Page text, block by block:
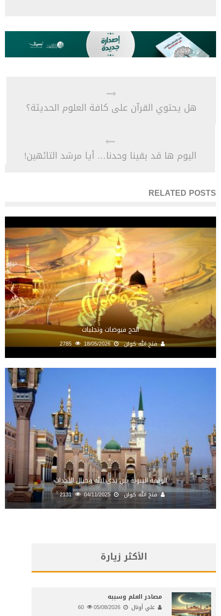
هل يحتوي القرآن على كافة العلوم الحديثة؟
اليوم ها قد بقينا وحدنا… أيا مرشد التائهين!
RELATED POSTS
الحج فيوضات وتجليات
فتح الله كولن 18/05/2026
2785
الوقفة النبوية بين يدي الله وحيال الأحداث
فتح الله كولن 04/11/2025
2131
الأكثر زيارة
مصادر العلم وسببه
علي أونال 05/08/2026